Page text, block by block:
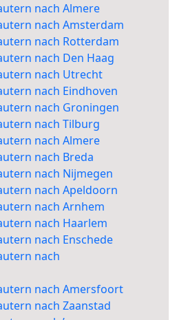
nach Almere
nach Amsterdam
nach Rotterdam
nach Den Haag
nach Utrecht
nach Eindhoven
nach Groningen
nach Tilburg
nach Almere
nach Breda
nach Nijmegen
nach Apeldoorn
nach Arnhem
nach Haarlem
nach Enschede
nach
nach Amersfoort
nach Zaanstad